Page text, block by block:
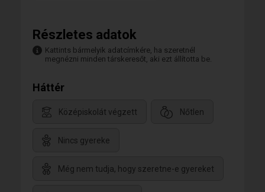
Részletes adatok
Kattints bármelyik adatcímkére, ha szeretnél
megnézni minden társkeresőt, aki ezt állította be.
Háttér
Középiskolát végzett Nőtlen
Nincs gyereke
Még nem tudja, hogy szeretne-e gyereket